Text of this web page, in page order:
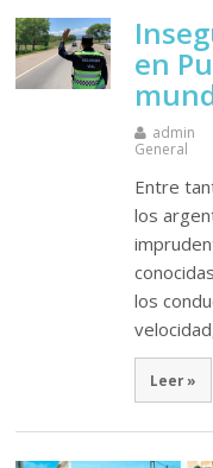
en
admin
General
Entre
los
los
Leer »